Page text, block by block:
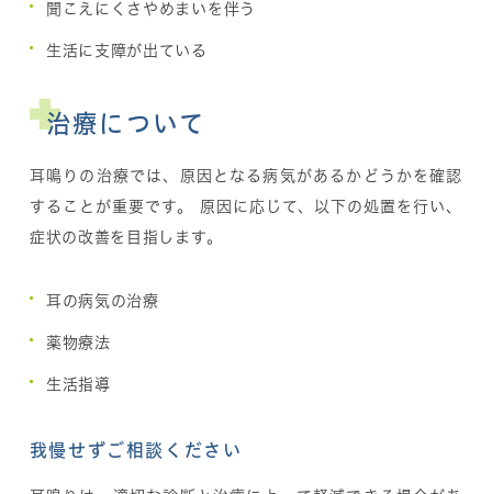
聞こえにくさやめまいを伴う
生活に支障が出ている
治療について
耳鳴りの治療では、原因となる病気があるかどうかを確認
することが重要です。 原因に応じて、以下の処置を行い、
症状の改善を目指します。
耳の病気の治療
薬物療法
生活指導
我慢せずご相談ください